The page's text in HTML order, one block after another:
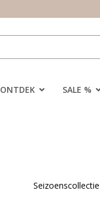
ONTDEK SALE %
Seizoenscollectie